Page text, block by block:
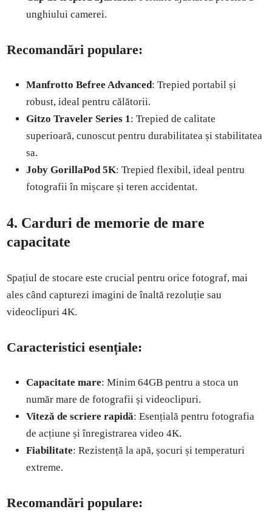
unghiului camerei.
Recomandări populare:
Manfrotto Befree Advanced: Trepied portabil și
robust, ideal pentru călătorii.
Gitzo Traveler Series 1 : Trepied de calitate
superioară, cunoscut pentru durabilitatea și stabilitatea
sa.
Joby GorillaPod 5K: Trepied flexibil, ideal pentru
fotografii în mișcare și teren accidentat.
4. Carduri de memorie de mare
capacitate
Spațiul de stocare este crucial pentru orice fotograf, mai
ales când capturezi imagini de înaltă rezoluție sau
videoclipuri 4K.
Caracteristici esențiale:
Capacitate mare: Minim 64GB pentru a stoca un
număr mare de fotografii și videoclipuri.
Viteză de scriere rapidă: Esențială pentru fotografia
de acțiune și înregistrarea video 4K.
Fiabilitate: Rezistență la apă, șocuri și temperaturi
extreme.
Recomandări populare: